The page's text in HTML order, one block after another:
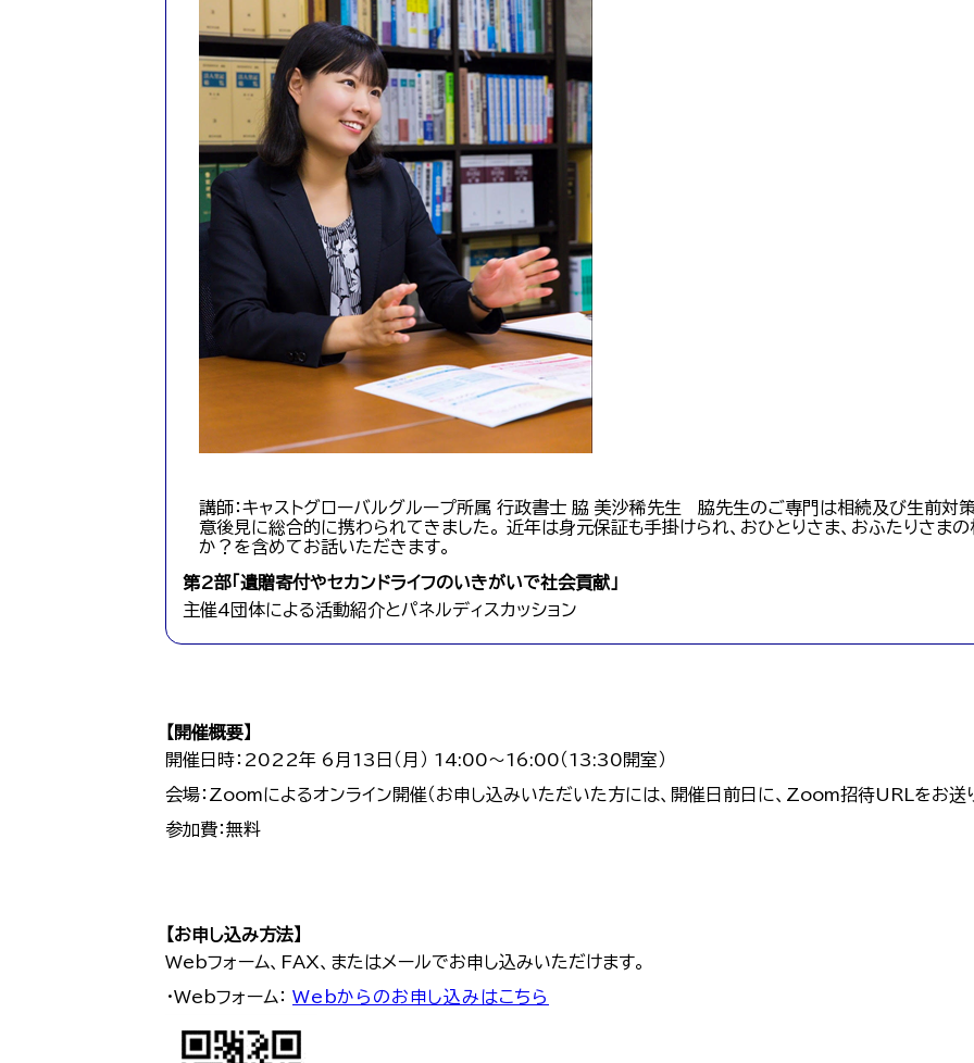
講師：キャストグローバルグループ所属 行政書士 脇 美沙稀先生 脇先生のご専門は相続及び生前対策
意後見に総合的に携わられてきました。 近年は身元保証も手掛けられ、おひとりさま、おふたりさま
か？を含めてお話いただきます。
第2部「遺贈寄付やセカンドライフのいきがいで社会貢献」
主催4団体による活動紹介とパネルディスカッション
【開催概要】
開催日時：2022年 6月13日（月） 14:00～16:00（13:30開室）
会場：Zoomによるオンライン開催（お申し込みいただいた方には、開催日前日に、Zoom招待URLをお送り
参加費：無料
【お申し込み方法】
Webフォーム、FAX、またはメールでお申し込みいただけます。
・Webフォーム： Webからのお申し込みはこちら